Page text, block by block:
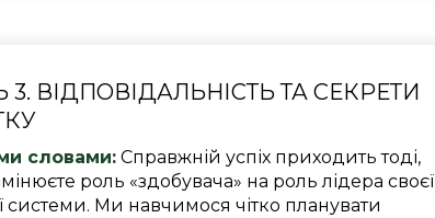
ВІДПОВІДАЛЬНІСТЬ ТА СЕКРЕТИ
словами: Справжній успіх приходить тоді,
роль «здобувача» на роль лідера своєї
системи. Ми навчимося чітко планувати